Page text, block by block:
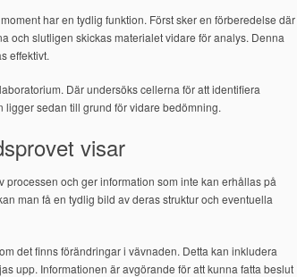
har en tydlig funktion. Först sker en förberedelse där
och slutligen skickas materialet vidare för analys. Denna
effektivt.
Där undersöks cellerna för att identifiera
sedan till grund för vidare bedömning.
visar
och ger information som inte kan erhållas på
man få en tydlig bild av deras struktur och eventuella
det finns förändringar i vävnaden. Detta kan inkludera
upp. Informationen är avgörande för att kunna fatta beslut